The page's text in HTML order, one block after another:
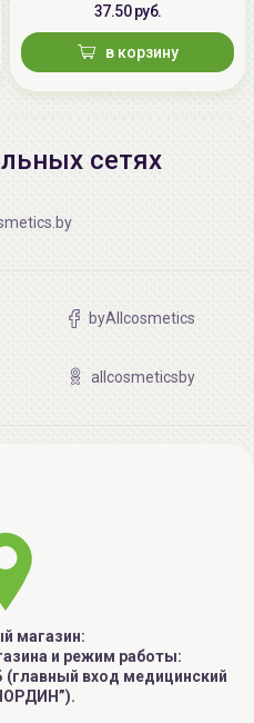
37.50 руб.
в корзину
сетях
byAllcosmetics
allcosmeticsby
магазин:
и режим работы:
(главный вход медицинский